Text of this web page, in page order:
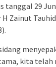
tanggal 29
H Zainut Tauhid
, kita telah